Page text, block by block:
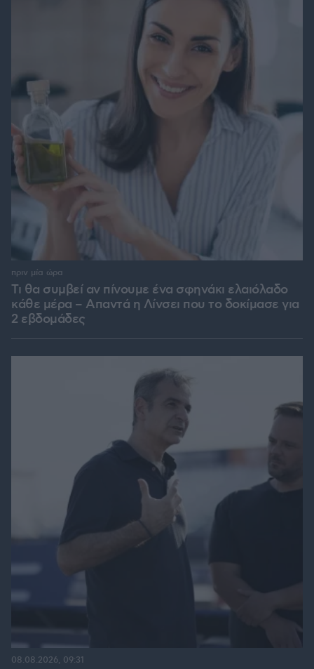
Τι θα συμβεί αν πίνουμε ένα σφηνάκι ελαιόλαδο
κάθε μέρα – Απαντά η Λίνσει που το δοκίμασε για
2 εβδομάδες
πριν μία ώρα
08.08.2026, 09:31